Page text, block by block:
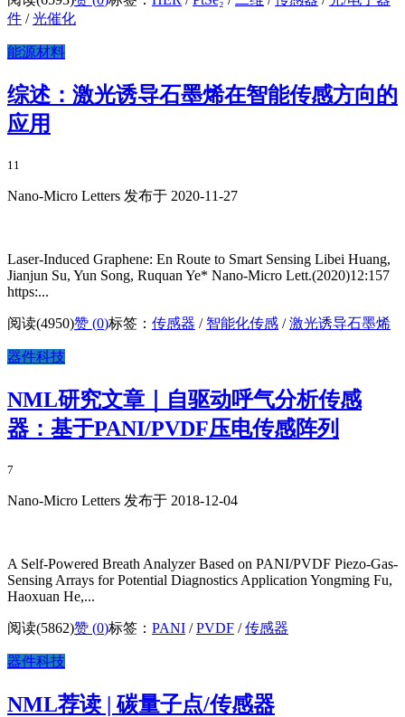
件 /光催化
能源材料
综述：激光诱导石墨烯在智能传感方向的
应用
11
Nano-Micro Letters 发布于 2020-11-27
Laser‑Induced Graphene: En Route to Smart Sensing Libei Huang,
Jianjun Su, Yun Song, Ruquan Ye* Nano‑Micro Lett.(2020)12:157
https:...
阅读(4950)赞 (0)标签： 传感器 / 智能化传感 /激光诱导石墨烯
器件科技
NML研究文章｜自驱动呼气分析传感
器：基于PANI/PVDF压电传感阵列
7
Nano-Micro Letters 发布于 2018-12-04
A Self-Powered Breath Analyzer Based on PANI/PVDF Piezo-Gas-
Sensing Arrays for Potential Diagnostics Application Yongming Fu,
Haoxuan He,...
阅读(5862)赞 (0)标签： PANI /PVDF /传感器
器件科技
NML荐读 | 碳量子点/传感器